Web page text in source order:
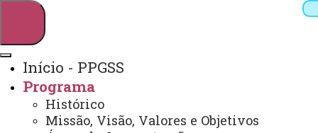
Início - PPGSS
Programa
Histórico
Missão, Visão, Valores e Objetivos